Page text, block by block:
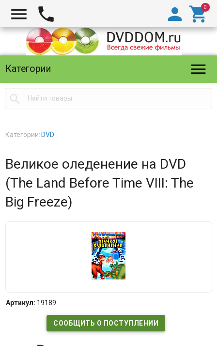
  

Категории 

Категории: DVD
Великое оледенение на DVD
(The Land Before Time VIII: The
Big Freeze)
Артикул: 19189
СООБЩИТЬ О ПОСТУПЛЕНИИ